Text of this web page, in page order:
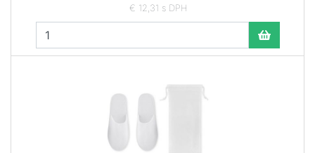
€ 12,31 s DPH